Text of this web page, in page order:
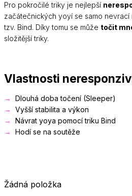
Pro pokročilé triky je nejlepší
začátečnických yoyí se samo nevrací
tzv. Bind. Díky tomu se může točit
složitější triky.
Vlastnosti
Dlouhá doba točení (Sleeper)
Vyšší stabilita a výkon
Návrat yoya pomocí triku Bind
Hodí se na soutěže
Žádná položka